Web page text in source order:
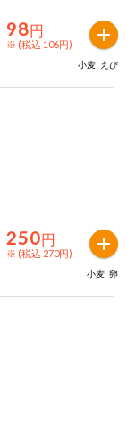
98円
※ (税込 106円)
小麦 えび
250円
※ (税込 270円)
小麦 卵